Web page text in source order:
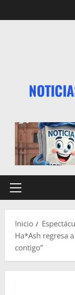
al
Menú
Inicio
Ha*Ash regresa
contigo”